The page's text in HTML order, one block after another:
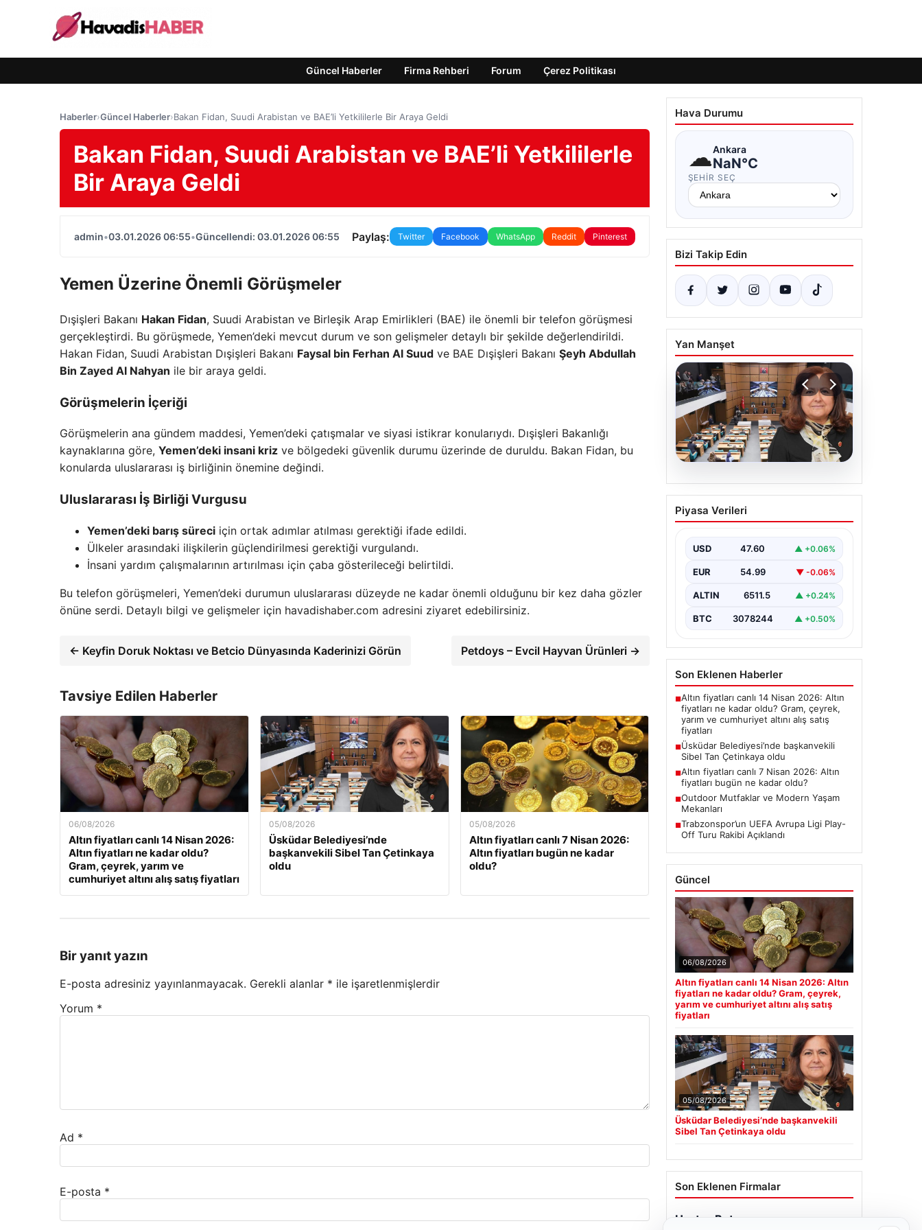
Güncel Haberler Firma Rehberi Forum Çerez Politikası
Haberler›Güncel Haberler›Bakan Fidan, Suudi Arabistan ve BAE’li Yetkililerle Bir Araya Geldi
Bakan Fidan, Suudi Arabistan ve BAE’li Yetkililerle
Bir Araya Geldi
admin•03.01.2026 06:55•Güncellendi: 03.01.2026 06:55 Paylaş: Twitter Facebook WhatsApp Reddit Pinterest
Yemen Üzerine Önemli Görüşmeler
Dışişleri Bakanı Hakan Fidan, Suudi Arabistan ve Birleşik Arap Emirlikleri (BAE) ile önemli bir telefon görüşmesi
gerçekleştirdi. Bu görüşmede, Yemen’deki mevcut durum ve son gelişmeler detaylı bir şekilde değerlendirildi.
Hakan Fidan, Suudi Arabistan Dışişleri Bakanı Faysal bin Ferhan Al Suud ve BAE Dışişleri Bakanı Şeyh Abdullah
Bin Zayed Al Nahyan ile bir araya geldi.
Görüşmelerin İçeriği
Görüşmelerin ana gündem maddesi, Yemen’deki çatışmalar ve siyasi istikrar konularıydı. Dışişleri Bakanlığı
kaynaklarına göre, Yemen’deki insani kriz ve bölgedeki güvenlik durumu üzerinde de duruldu. Bakan Fidan, bu
konularda uluslararası iş birliğinin önemine değindi.
Uluslararası İş Birliği Vurgusu
Yemen’deki barış süreci için ortak adımlar atılması gerektiği ifade edildi.
Ülkeler arasındaki ilişkilerin güçlendirilmesi gerektiği vurgulandı.
İnsani yardım çalışmalarının artırılması için çaba gösterileceği belirtildi.
Bu telefon görüşmeleri, Yemen’deki durumun uluslararası düzeyde ne kadar önemli olduğunu bir kez daha gözler
önüne serdi. Detaylı bilgi ve gelişmeler için havadishaber.com adresini ziyaret edebilirsiniz.
← Keyfin Doruk Noktası ve Betcio Dünyasında Kaderinizi Görün Petdoys – Evcil Hayvan Ürünleri →
Tavsiye Edilen Haberler
06/08/2026
Altın fiyatları canlı 14 Nisan 2026:
Altın fiyatları ne kadar oldu?
Gram, çeyrek, yarım ve
cumhuriyet altını alış satış fiyatları
05/08/2026
Üsküdar Belediyesi’nde
başkanvekili Sibel Tan Çetinkaya
oldu
05/08/2026
Altın fiyatları canlı 7 Nisan 2026:
Altın fiyatları bugün ne kadar
oldu?
Bir yanıt yazın
E-posta adresiniz yayınlanmayacak. Gerekli alanlar * ile işaretlenmişlerdir
Yorum *
Ad *
E-posta *
Hava Durumu
☁Ankara
NaN°C
ŞEHIR SEÇ
Bizi Takip Edin
Yan Manşet
05.08.2026
Üsküdar Belediyesi’nde
başkanvekili Sibel Tan
Piyasa Verileri
USD 47.60 ▲ +0.06%
EUR 54.99 ▼ -0.06%
ALTIN 6511.5 ▲ +0.24%
BTC 3078244 ▲ +0.50%
Son Eklenen Haberler
■Altın fiyatları canlı 14 Nisan 2026: Altın
fiyatları ne kadar oldu? Gram, çeyrek,
yarım ve cumhuriyet altını alış satış
fiyatları
■Üsküdar Belediyesi’nde başkanvekili
Sibel Tan Çetinkaya oldu
■Altın fiyatları canlı 7 Nisan 2026: Altın
fiyatları bugün ne kadar oldu?
■Outdoor Mutfaklar ve Modern Yaşam
Mekanları
■Trabzonspor’un UEFA Avrupa Ligi Play-
Off Turu Rakibi Açıklandı
Güncel
06/08/2026
Altın fiyatları canlı 14 Nisan 2026: Altın
fiyatları ne kadar oldu? Gram, çeyrek,
yarım ve cumhuriyet altını alış satış
fiyatları
05/08/2026
Üsküdar Belediyesi’nde başkanvekili
Sibel Tan Çetinkaya oldu
Son Eklenen Firmalar
Hastaş Beton